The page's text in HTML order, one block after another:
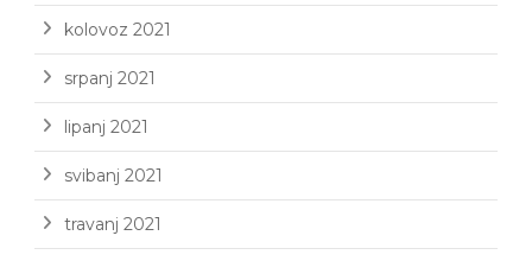
kolovoz 2021
srpanj 2021
lipanj 2021
svibanj 2021
travanj 2021